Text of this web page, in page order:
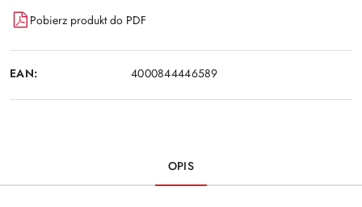
Pobierz produkt do PDF
EAN: 4000844446589
OPIS